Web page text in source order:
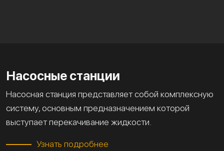
Насосные станции
Насосная станция представляет собой комплексную
систему, основным предназначением которой
выступает перекачивание жидкости.
Узнать подробнее